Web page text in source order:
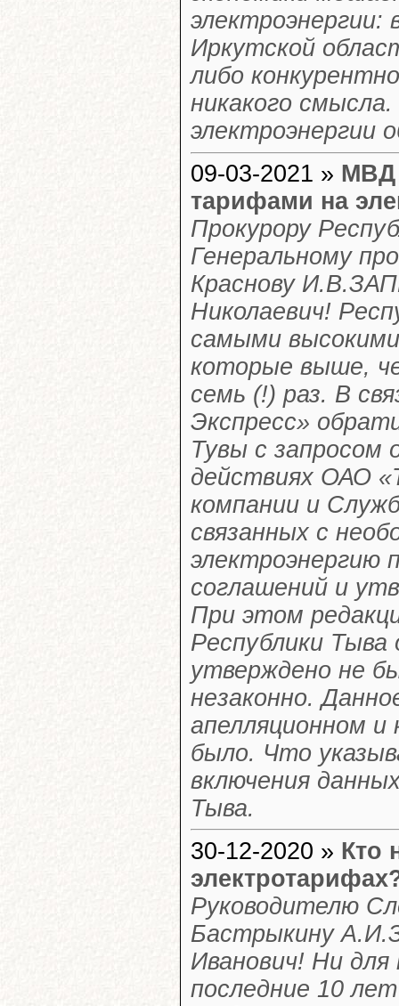
электроэнергии:
Иркутской
либо
никакого
электроэнергии
09-03-2021 » МВД
тарифами на
Прокурору
Генеральному
Краснову
Николаевич!
самыми
которые выше,
семь (!) раз. В
Экспресс»
Тувы с запросом
действиях ОАО
компании и
связанных с
электроэнергию
соглашений и
При этом
Республики Тыва
утверждено не
незаконно.
апелляционном и
было. Что
включения
Тыва.
30-12-2020 » Кто
Руководителю
Бастрыкину
Иванович! Ни для
последние 10